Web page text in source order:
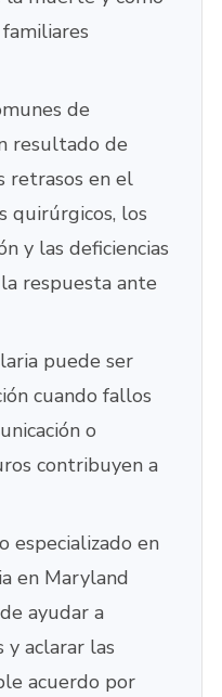
de
resultado de
retrasos en el
quirúrgicos, los
y las deficiencias
respuesta ante
puede ser
cuando fallos
o
contribuyen a
especializado en
en Maryland
ayudar a
y aclarar las
acuerdo por